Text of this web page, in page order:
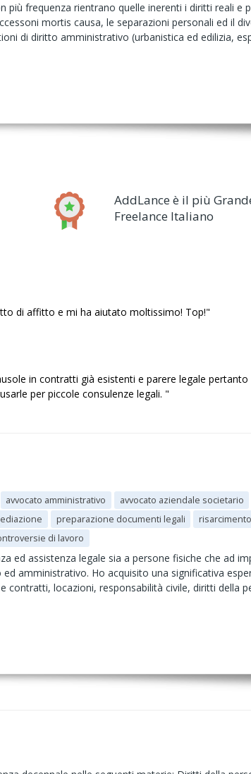
frequenza rientrano quelle inerenti i diritti reali e
mortis causa, le separazioni personali ed il
di diritto amministrativo (urbanistica ed edilizia,
AddLance è il più
Freelance Italiano
di affitto e mi ha aiutato moltissimo! Top!"
in contratti già esistenti e parere legale
per piccole consulenze legali. "
avvocato amministrativo
avvocato aziendale societario
preparazione documenti legali
di lavoro
ed assistenza legale sia a persone fisiche che ad
amministrativo. Ho acquisito una significativa
contratti, locazioni, responsabilità civile, diritti della